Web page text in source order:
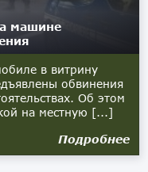
машине
в витрину
обвинения
Об этом
на местную [...]
Подробнее